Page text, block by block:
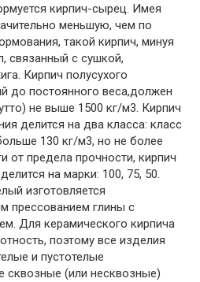
кирпич-сырец. Имея
меньшую, чем по
такой кирпич, минуя
связанный с сушкой,
Кирпич полусухого
до постоянного веса,должен
не выше 1500 кг/м3. Кирпич
делится на два класса: класс
130 кг/м3, но не более
от предела прочности, кирпич
на марки: 100, 75, 50.
изготовляется
прессованием глины с
Для керамического кирпича
поэтому все изделия
и пустотелые
(или несквозные)